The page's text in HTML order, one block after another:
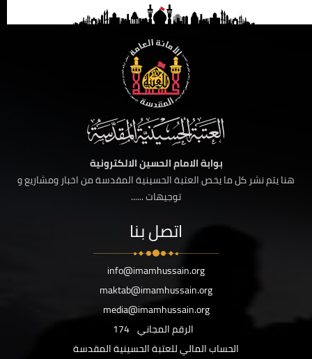
بوابة الامام الحسين الالكترونية
هنا يتم نشر كل ما يخص العتبة الحسينية المقدسة من اخبار ومشاريع و
توجيهات ......
اتصل بنا
info@imamhussain.org
maktab@imamhussain.org
media@imamhussain.org
الرقم المجاني 174
الحساب المالي للعتبة الحسينية المقدسة